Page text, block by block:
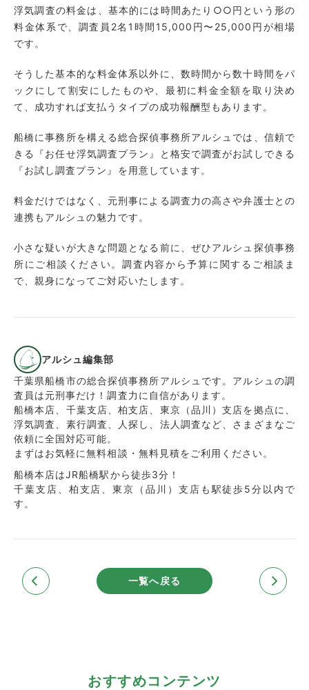
浮気調査の料金は、基本的には時間あたり○○円という形の
料金体系で、調査員2名1時間15,000円〜25,000円が相場
です。
そうした基本的な料金体系以外に、数時間から数十時間をパ
ックにして割安にしたものや、最初に料金全額を取り決め
て、成功すれば支払うタイプの成功報酬型もあります。
船橋に事務所を構える総合探偵事務所アルシュでは、信頼で
きる『お任せ浮気調査プラン』と格安で調査がお試しできる
『お試し調査プラン』を用意しています。
料金だけではなく、元刑事による調査力の高さや弁護士との
連携もアルシュの魅力です。
小さな疑いが大きな問題となる前に、ぜひアルシュ探偵事務
所にご相談ください。調査内容から予算に関するご相談ま
で、親身になってご対応いたします。
アルシュ編集部
千葉県船橋市の総合探偵事務所アルシュです。アルシュの調
査員は元刑事だけ！調査力に自信があります。
船橋本店、千葉支店、柏支店、東京（品川）支店を拠点に、
浮気調査、素行調査、人探し、法人調査など、さまざまなご
依頼に全国対応可能。
まずはお気軽に無料相談・無料見積をご利用ください。
船橋本店はJR船橋駅から徒歩3分！
千葉支店、柏支店、東京（品川）支店も駅徒歩5分以内で
す。
一覧へ戻る
おすすめコンテンツ